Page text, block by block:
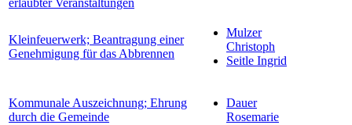
erlaubter Veranstaltungen
Kleinfeuerwerk; Beantragung einer
Genehmigung für das Abbrennen
Mulzer
Christoph
Seitle Ingrid
Kommunale Auszeichnung; Ehrung
durch die Gemeinde
Dauer
Rosemarie